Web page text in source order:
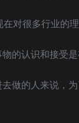
对很多行业的
的认识和接受
做的人来说，